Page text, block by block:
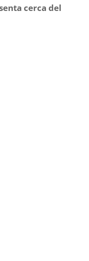
cerca del